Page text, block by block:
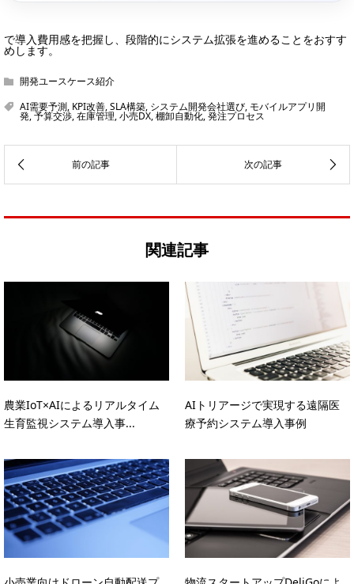
で導入費用感を把握し、段階的にシステム拡張を進めることをおすす
めします。
開発ユースケース紹介
AI需要予測, KPI改善,SLA構築, システム開発会社選び, モバイルアプリ開
発,予算交渉,在庫管理,小売DX,棚卸自動化,発注プロセス
関連記事
農業IoT×AIによるリアルタイム
生育監視システム導入事...
AIトリアージで実現する遠隔医
療予約システム導入事例